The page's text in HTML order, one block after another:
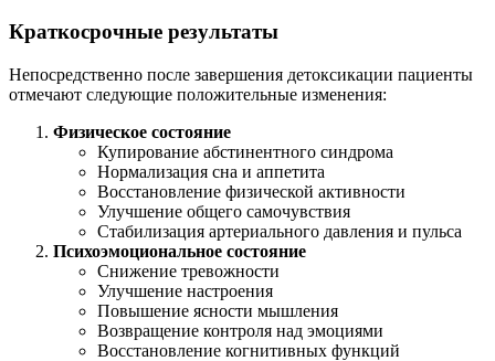
Краткосрочные результаты
Непосредственно после завершения детоксикации пациенты
отмечают следующие положительные изменения:
Физическое состояние
Купирование абстинентного синдрома
Нормализация сна и аппетита
Восстановление физической активности
Улучшение общего самочувствия
Стабилизация артериального давления и пульса
Психоэмоциональное состояние
Снижение тревожности
Улучшение настроения
Повышение ясности мышления
Возвращение контроля над эмоциями
Восстановление когнитивных функций